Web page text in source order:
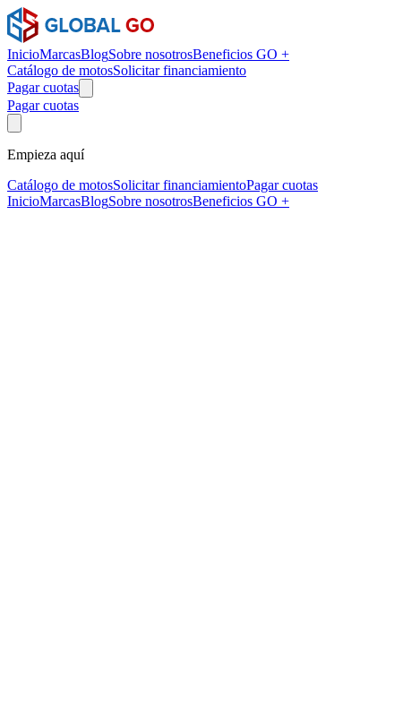
InicioMarcasBlogSobre nosotrosBeneficios GO +
Catálogo de motosSolicitar financiamiento
Pagar cuotas
Pagar cuotas
Empieza aquí
Catálogo de motosSolicitar financiamientoPagar cuotas
InicioMarcasBlogSobre nosotrosBeneficios GO +